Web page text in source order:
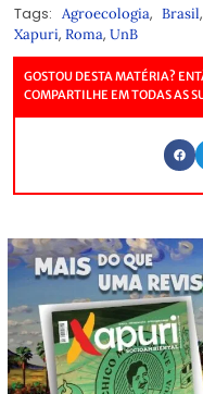
Tags: Agroecologia,Brasil
Xapuri, Roma, UnB
GOSTOU DESTA MATÉRIA?
COMPARTILHE EM TODAS AS